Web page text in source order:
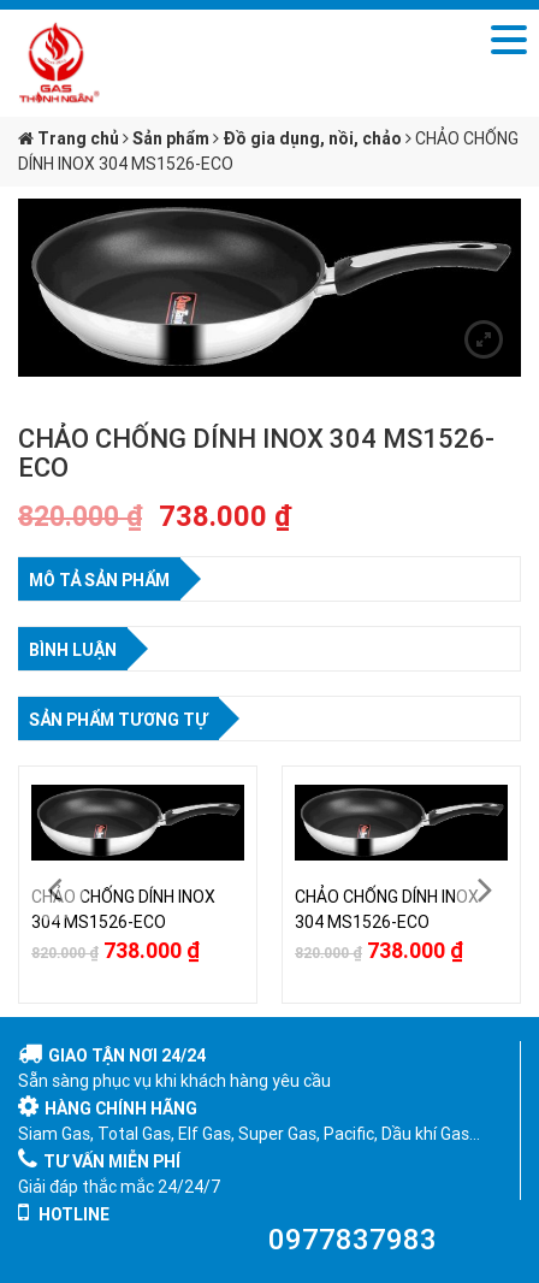
Trang chủ Sản phẩm Đồ gia dụng, nồi, chảo
CHẢO CHỐNG
DÍNH INOX 304 MS1526-ECO
CHẢO CHỐNG DÍNH INOX 304 MS1526-
ECO
820.000₫ 738.000 ₫
MÔ TẢ SẢN PHẨM
BÌNH LUẬN
SẢN PHẨM TƯƠNG TỰ
CHẢO CHỐNG DÍNH INOX
304 MS1526-ECO
820.000₫ 738.000 ₫
CHẢO CHỐNG DÍNH INOX
304 MS1526-ECO
820.000₫ 738.000 ₫
GIAO TẬN NƠI 24/24
Sẵn sàng phục vụ khi khách hàng yêu cầu
HÀNG CHÍNH HÃNG
Siam Gas, Total Gas, Elf Gas, Super Gas, Pacific, Dầu khí Gas…
TƯ VẤN MIỄN PHÍ
Giải đáp thắc mắc 24/24/7
HOTLINE
0977837983